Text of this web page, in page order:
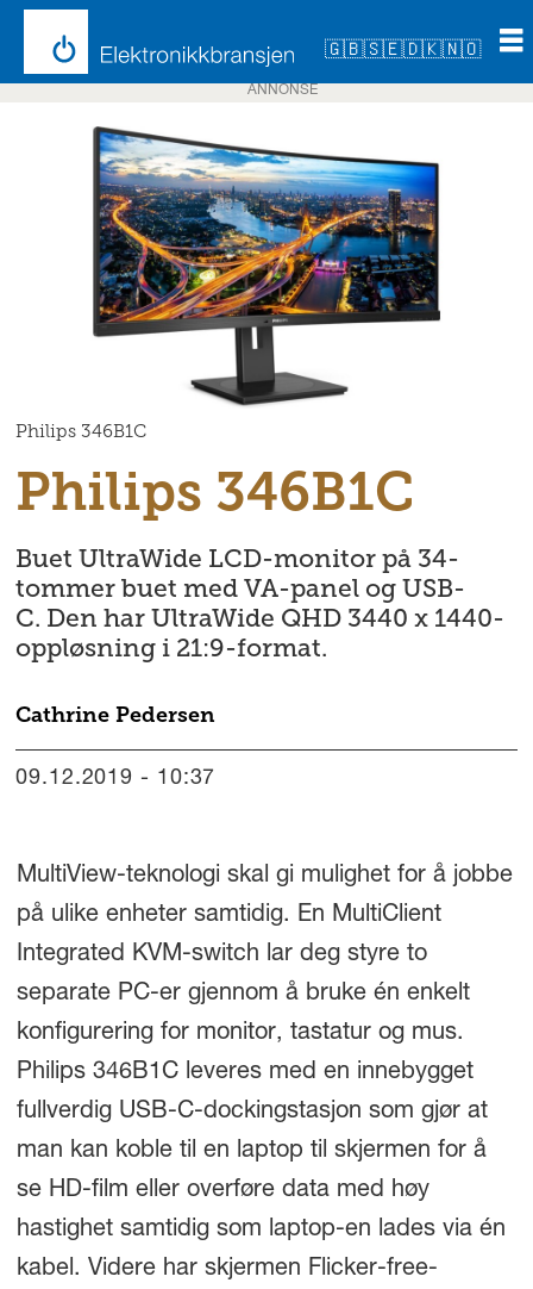
🇬🇧🇸🇪🇩🇰🇳🇴
ANNONSE
Philips 346B1C
Philips 346B1C
Buet UltraWide LCD-monitor på 34-
tommer buet med VA-panel og USB-
C. Den har UltraWide QHD 3440 x 1440-
oppløsning i 21:9-format.
Cathrine Pedersen
09.12.2019 - 10:37
MultiView-teknologi skal gi mulighet for å jobbe
på ulike enheter samtidig. En MultiClient
Integrated KVM-switch lar deg styre to
separate PC-er gjennom å bruke én enkelt
konfigurering for monitor, tastatur og mus.
Philips 346B1C leveres med en innebygget
fullverdig USB-C-dockingstasjon som gjør at
man kan koble til en laptop til skjermen for å
se HD-film eller overføre data med høy
hastighet samtidig som laptop-en lades via én
kabel. Videre har skjermen Flicker-free-